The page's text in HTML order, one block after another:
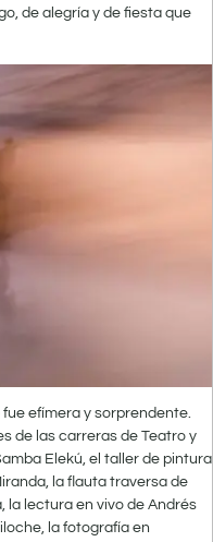
de alegría y de fiesta que
efímera y sorprendente.
de las carreras de Teatro y
Elekú, el taller de pintura
la flauta traversa de
la lectura en vivo de Andrés
la fotografía en